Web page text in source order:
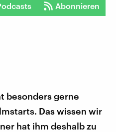
Abonnieren
besonders gerne
Das wissen wir
hat ihm deshalb zu